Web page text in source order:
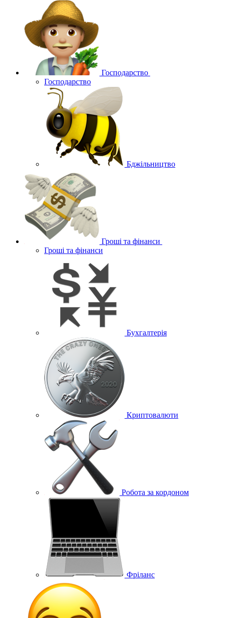
Господарство
Господарство
Бджільництво
Гроші та фінанси
Гроші та фінанси
Бухгалтерія
Криптовалюти
Робота за кордоном
Фріланс